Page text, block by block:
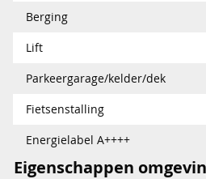
Berging
Lift
Parkeergarage/kelder/dek
Fietsenstalling
Energielabel A++++
Eigenschappen